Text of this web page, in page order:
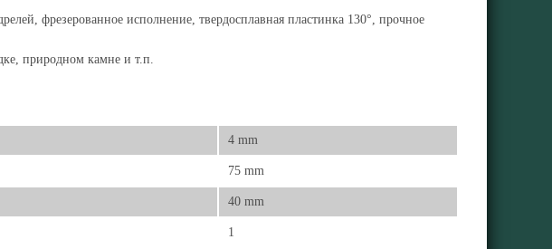
фрезерованное исполнение, твердосплавная пластинка 130°, прочное
природном камне и т.п.
4 mm
75 mm
40 mm
1